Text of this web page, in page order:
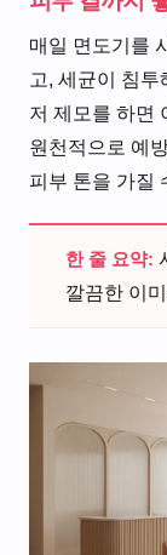
매일 면도기를
고, 세균이 침투
저 제모를 하면
원천적으로 예
피부 톤을 가질
한 줄 요약:
깔끔한 이